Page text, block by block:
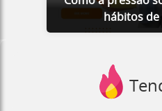
hábitos